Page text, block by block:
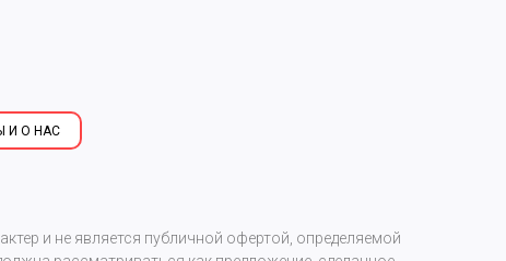
И О НАС
и не является публичной офертой, определяемой